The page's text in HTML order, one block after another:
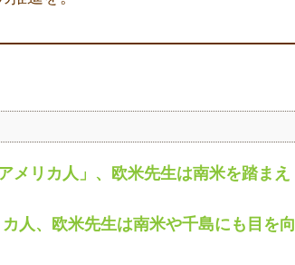
リカ人」、欧米先生は南米を踏まえ
人、欧米先生は南米や千島にも目を向